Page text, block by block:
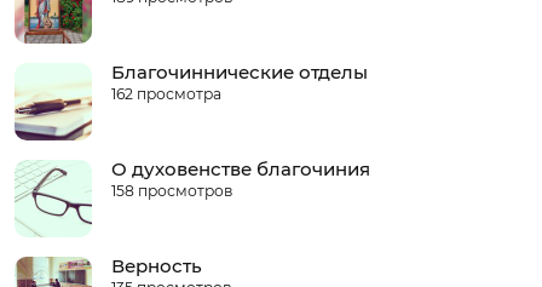
Благочиннические отделы
162 просмотра
О духовенстве благочиния
158 просмотров
Верность